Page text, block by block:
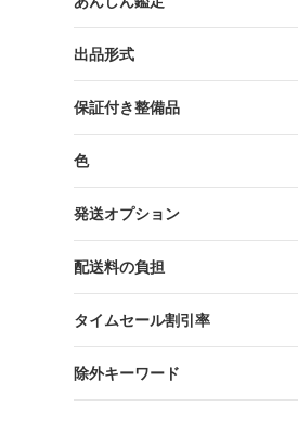
出品形式
保証付き整備品
色
発送オプション
配送料の負担
タイムセール割引率
除外キーワード